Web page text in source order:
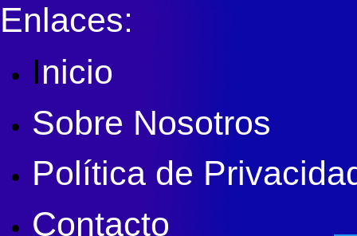
Enlaces:
Inicio
Sobre Nosotros
Política de
Contacto